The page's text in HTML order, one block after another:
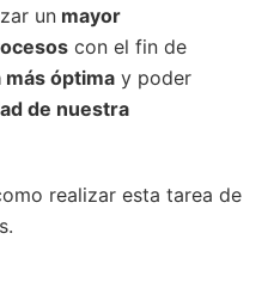
un mayor
con el fin de
más óptima y poder
de nuestra
realizar esta tarea de